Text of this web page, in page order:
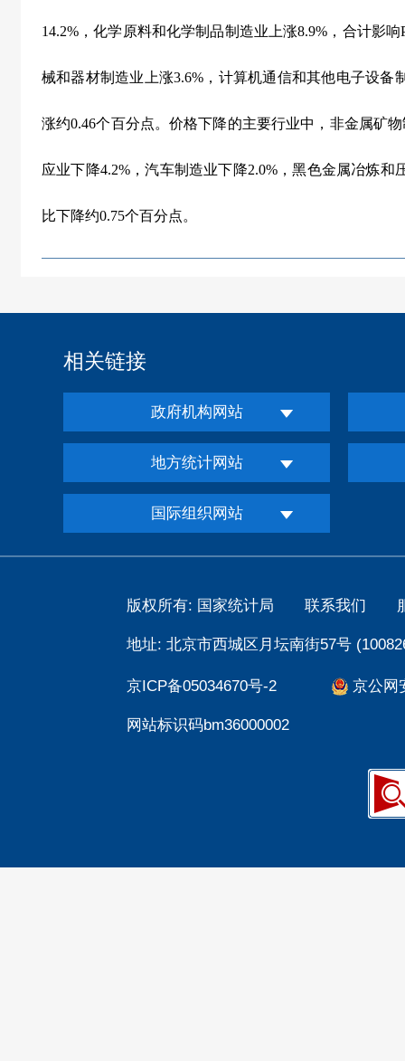
14.2% ，化学原料和化学制品制造业上涨8.9% ，合计影响
械和器材制造业上涨3.6% ，计算机通信和其他电子设备
涨约0.46个百分点。价格下降的主要行业中，非金属矿
应业下降4.2%，汽车制造业下降2.0%，黑色金属冶炼和
比下降约0.75个百分点。
相关链接
政府机构网站
地方统计网站
国际组织网站
版权所有: 国家统计局 联系我们
地址: 北京市西城区月坛南街57号
京ICP备05034670号-2 京公网
网站标识码bm36000002